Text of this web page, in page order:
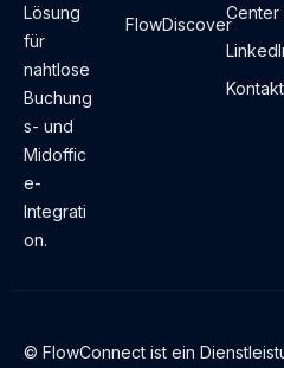
Lösung
für
nahtlose
Buchung
s- und
Midoffic
e-
Integrati
on.
FlowDiscover
Center
Kontakt
© FlowConnect ist ein